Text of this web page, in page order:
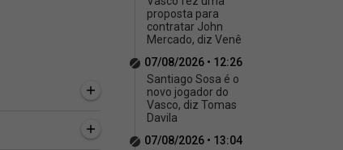
proposta para
contratar John
Mercado, diz Venê
07/08/2026 • 12:26
Santiago Sosa é o
novo jogador do
Vasco, diz Tomas
Davila
07/08/2026 • 13:04